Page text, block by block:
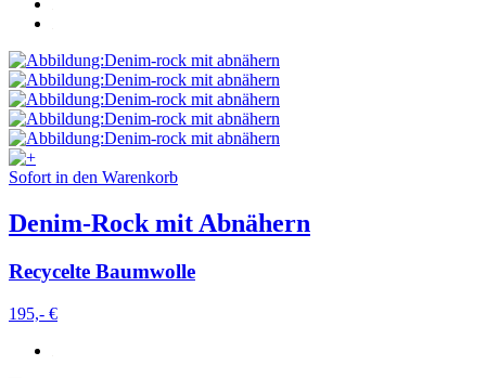
Sofort in den Warenkorb
Denim-Rock mit Abnähern
Recycelte Baumwolle
195,- €